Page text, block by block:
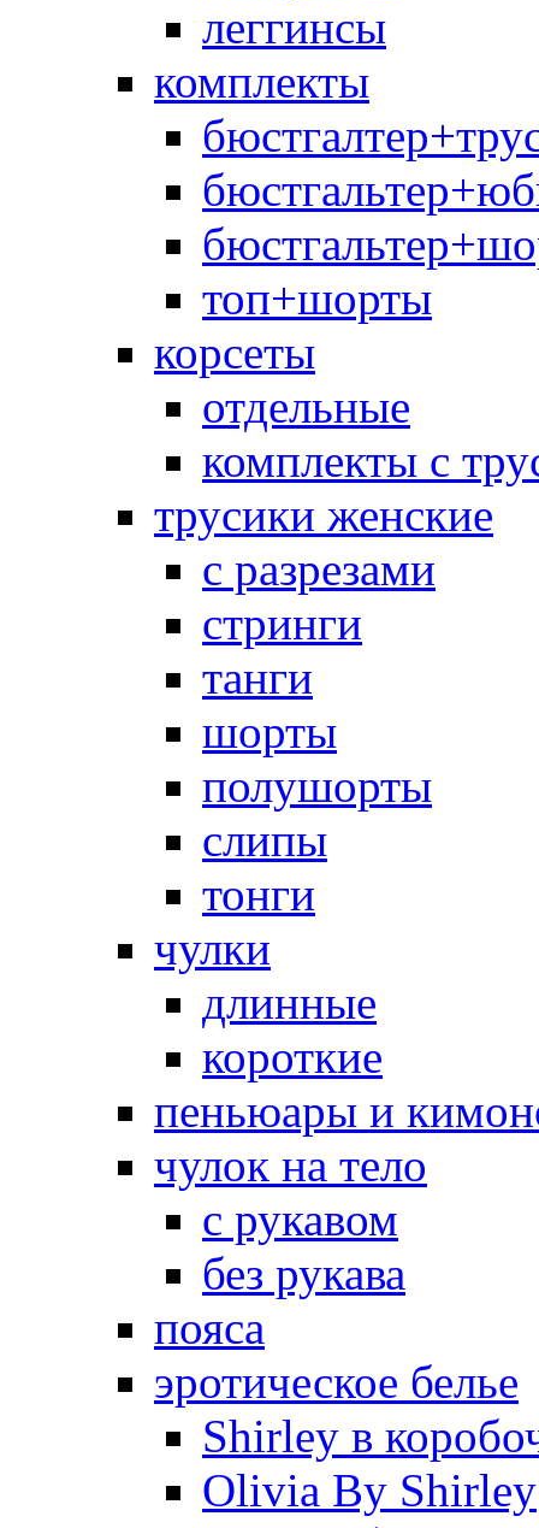
леггинсы
комплекты
топ+шорты
корсеты
отдельные
комплекты с
трусики женские
с разрезами
стринги
танги
шорты
полушорты
слипы
тонги
чулки
длинные
короткие
пеньюары и
чулок на тело
с рукавом
без рукава
пояса
эротическое белье
Shirley в
Olivia By Shirley